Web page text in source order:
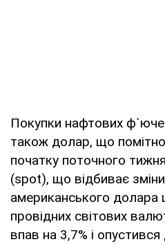
Покупки нафтових
також долар, що
початку поточного
(spot), що відбиває
американського
провідних світових
впав на 3,7% і